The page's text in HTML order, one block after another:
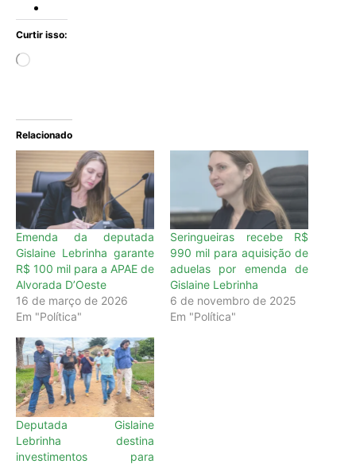
Curtir isso:
Relacionado
Emenda da deputada
Gislaine Lebrinha garante
R$ 100 mil para a APAE de
Alvorada D’Oeste
16 de março de 2026
Em "Política"
Seringueiras recebe R$
990 mil para aquisição de
aduelas por emenda de
Gislaine Lebrinha
6 de novembro de 2025
Em "Política"
Deputada Gislaine
Lebrinha destina
investimentos para